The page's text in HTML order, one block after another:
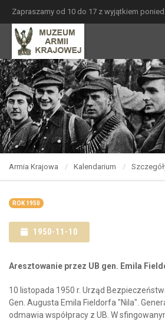
Zapraszamy od 10 do 17 z wyjątkiem
Armia Krajowa Kalendarium
ROK 1950
1950-11-10
Aresztowanie przez UB gen. Emila
10 listopada 1950 r. Urząd
Gen. Augusta Emila Fieldorfa "Nila".
odmawia współpracy z UB. W